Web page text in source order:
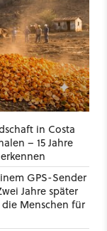
in Costa
– 15 Jahre
GPS-Sender
Jahre später
Menschen für